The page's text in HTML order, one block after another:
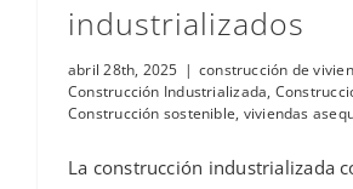
industrializados
abril 28th, 2025 | construcción de
Construcción Industrializada,
Construcción sostenible, viviendas
La construcción industrializada